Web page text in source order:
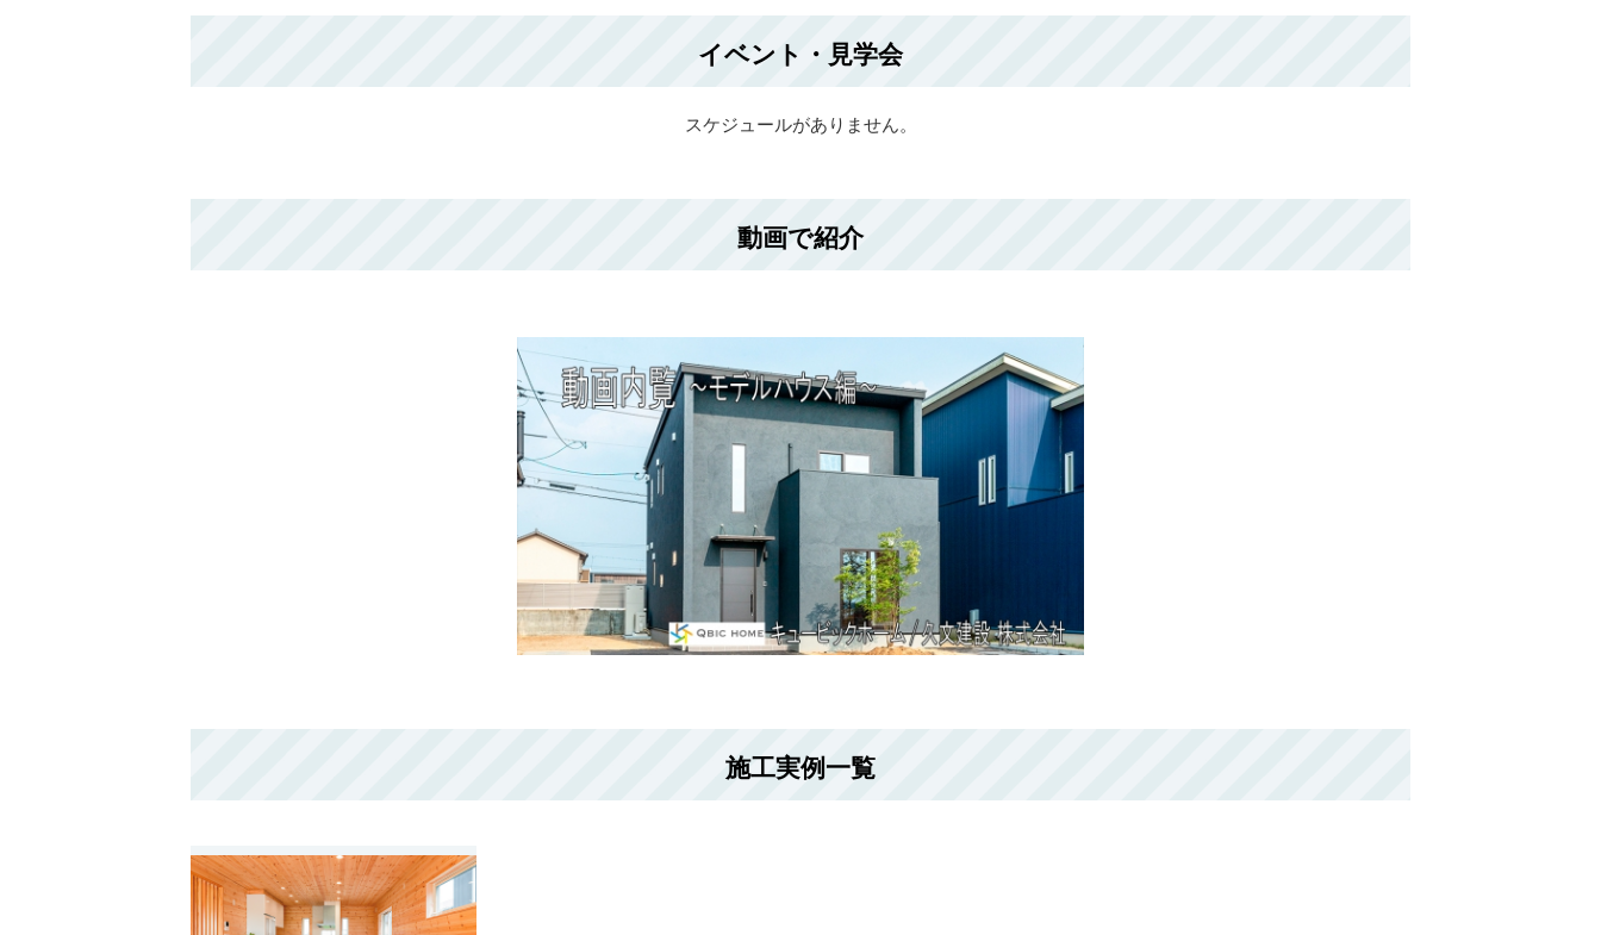
イベント・見学会
スケジュールがありません。
動画で紹介
施工実例一覧